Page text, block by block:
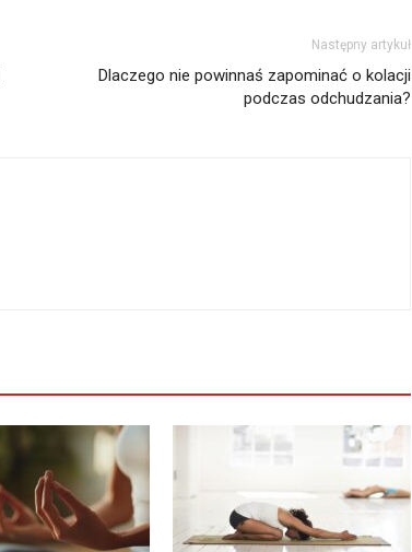
Następny artykuł
Dlaczego nie powinnaś zapominać o kolacji
podczas odchudzania?